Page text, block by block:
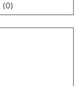
(0)